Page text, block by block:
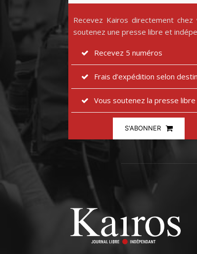
Recevez Kairos directement
soutenez une presse libre et
Recevez 5 numéros
Frais d’expédition selon
Vous soutenez la presse libre
S'ABONNER